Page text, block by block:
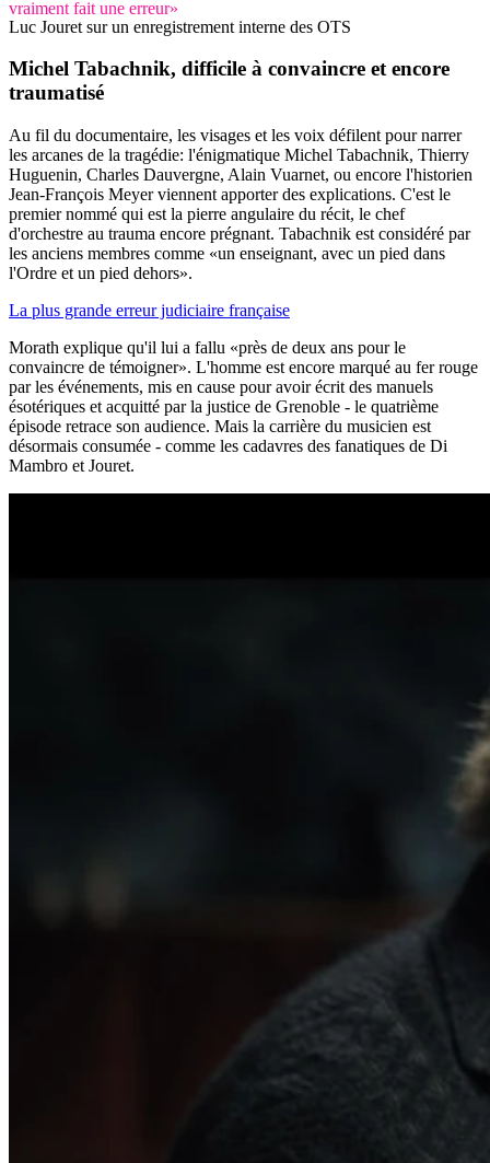
vraiment fait une erreur»
Luc Jouret sur un enregistrement interne des OTS
Michel Tabachnik, difficile à convaincre et encore
traumatisé
Au fil du documentaire, les visages et les voix défilent pour narrer
les arcanes de la tragédie: l'énigmatique Michel Tabachnik, Thierry
Huguenin, Charles Dauvergne, Alain Vuarnet, ou encore l'historien
Jean-François Meyer viennent apporter des explications. C'est le
premier nommé qui est la pierre angulaire du récit, le chef
d'orchestre au trauma encore prégnant. Tabachnik est considéré par
les anciens membres comme «un enseignant, avec un pied dans
l'Ordre et un pied dehors».
La plus grande erreur judiciaire française
Morath explique qu'il lui a fallu «près de deux ans pour le
convaincre de témoigner». L'homme est encore marqué au fer rouge
par les événements, mis en cause pour avoir écrit des manuels
ésotériques et acquitté par la justice de Grenoble - le quatrième
épisode retrace son audience. Mais la carrière du musicien est
désormais consumée - comme les cadavres des fanatiques de Di
Mambro et Jouret.